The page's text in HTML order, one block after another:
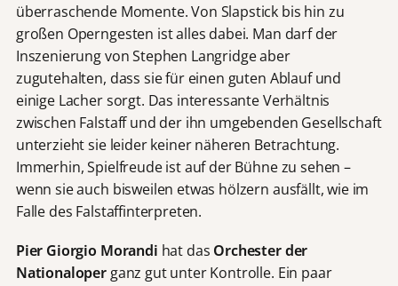
überraschende Momente. Von Slapstick bis hin zu
großen Operngesten ist alles dabei. Man darf der
Inszenierung von Stephen Langridge aber
zugutehalten, dass sie für einen guten Ablauf und
einige Lacher sorgt. Das interessante Verhältnis
zwischen Falstaff und der ihn umgebenden Gesellschaft
unterzieht sie leider keiner näheren Betrachtung.
Immerhin, Spielfreude ist auf der Bühne zu sehen –
wenn sie auch bisweilen etwas hölzern ausfällt, wie im
Falle des Falstaffinterpreten.
Pier Giorgio Morandi hat das Orchester der
Nationaloper ganz gut unter Kontrolle. Ein paar